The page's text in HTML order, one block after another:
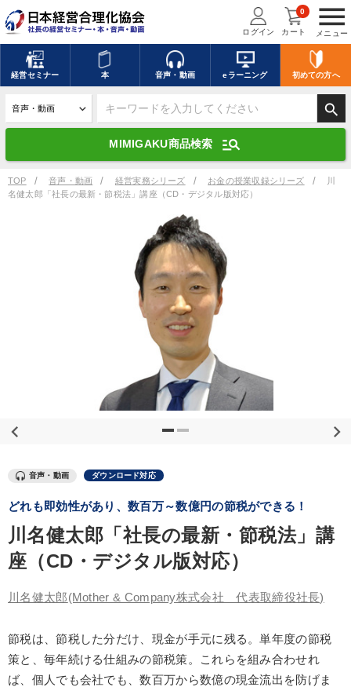
menu
メニュー
ログイン カート
0
経営セミナー 本 音声・動画 eラーニング 初めての方へ
search
MIMIGAKU商品検索 manage_search
キーワードを入力して探す
デジタル版対応のみ検索結果に表示する
search 上記の条件で検索
全国経営者セミナー講演収録物（全1315タイトル）からお探しいただけ
事業家のロマンと経営
若手異才経営者の発想 専門家のアドバイス
テーマ
《強い財務を実践する経営者》講話４選 後継社長・アトツギ
タル版（音声／動画ストリーミング・ダウンロード）
全国経営者セミナー収録〈売れ筋・人気ランキング〉＆新刊・好
評講話
TOP 音声・動画 経営実務シリーズ お金の授業収録シリーズ
川
名健太郎「社長の最新・節税法」講座（CD・デジタル版対応）
音声・動画 ダウンロード対応
どれも即効性があり、数百万～数億円の節税ができる！
川名健太郎「社長の最新・節税法」講
座（CD・デジタル版対応）
川名健太郎(Mother & Company株式会社 代表取締役社長)
節税は、節税した分だけ、現金が手元に残る。単年度の節税
策と、毎年続ける仕組みの節税策。これらを組み合わせれ
ば、個人でも会社でも、数百万から数億の現金流出を防げま